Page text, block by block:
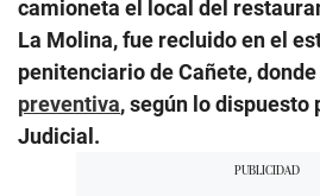
camioneta el local del
La Molina, fue recluido en el
penitenciario de Cañete,
preventiva, según lo dispuesto
Judicial.